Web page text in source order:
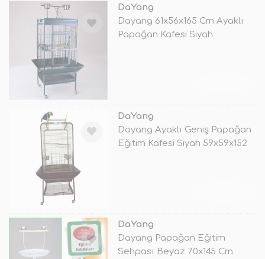
DaYang
Dayang 61x56x165 Cm Ayaklı
Papağan Kafesi Siyah
DaYang
Dayang Ayaklı Geniş Papağan
Eğitim Kafesi Siyah 59x59x152
DaYang
Dayang Papağan Eğitim
Sehpası Beyaz 70x145 Cm